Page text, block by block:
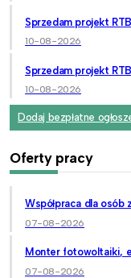
Sprzedam projekt
10-08-2026
Sprzedam projekt
10-08-2026
Dodaj bezpłatne
Oferty pracy
Współpraca dla osób
07-08-2026
Monter fotowoltaiki,
07-08-2026